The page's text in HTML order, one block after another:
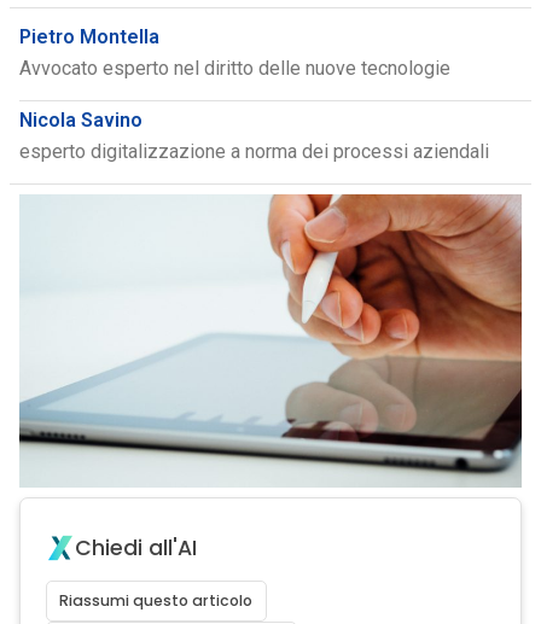
Pietro Montella
Avvocato esperto nel diritto delle nuove tecnologie
Nicola Savino
esperto digitalizzazione a norma dei processi aziendali
Chiedi all'AI
Riassumi questo articolo